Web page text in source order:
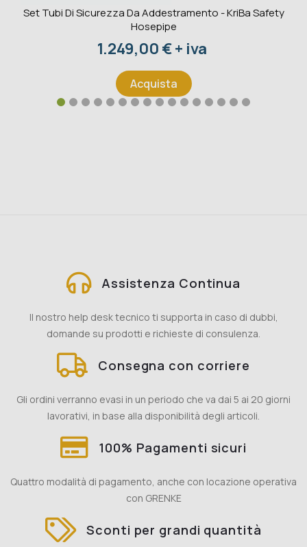
Set Tubi Di Sicurezza Da Addestramento - KriBa Safety
Hosepipe
Prezzo
1.249,00 € + iva
Acquista
Assistenza Continua
Il nostro help desk tecnico ti supporta in caso di dubbi,
domande su prodotti e richieste di consulenza.
Consegna con corriere
Gli ordini verranno evasi in un periodo che va dai 5 ai 20 giorni
lavorativi, in base alla disponibilità degli articoli.
100% Pagamenti sicuri
Quattro modalità di pagamento, anche con locazione operativa
con GRENKE
Sconti per grandi quantità